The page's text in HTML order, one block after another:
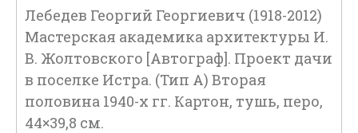
Лебедев Георгий Георгиевич (1918-2012)
Мастерская академика архитектуры И.
В. Жолтовского [Автограф]. Проект дачи
в поселке Истра. (Тип А) Вторая
половина 1940-х гг. Картон, тушь, перо,
44×39,8 см.